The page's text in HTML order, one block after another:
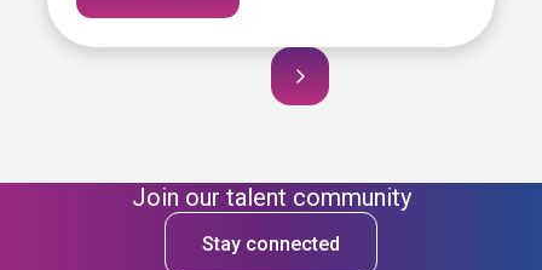
Join our talent community
Stay connected